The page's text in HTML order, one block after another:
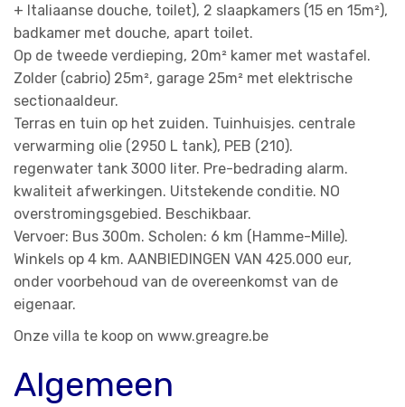
+ Italiaanse douche, toilet), 2 slaapkamers (15 en 15m²),
badkamer met douche, apart toilet.
Op de tweede verdieping, 20m² kamer met wastafel.
Zolder (cabrio) 25m², garage 25m² met elektrische
sectionaaldeur.
Terras en tuin op het zuiden. Tuinhuisjes. centrale
verwarming olie (2950 L tank), PEB (210).
regenwater tank 3000 liter. Pre-bedrading alarm.
kwaliteit afwerkingen. Uitstekende conditie. NO
overstromingsgebied. Beschikbaar.
Vervoer: Bus 300m. Scholen: 6 km (Hamme-Mille).
Winkels op 4 km. AANBIEDINGEN VAN 425.000 eur,
onder voorbehoud van de overeenkomst van de
eigenaar.
Onze villa te koop on www.greagre.be
Algemeen